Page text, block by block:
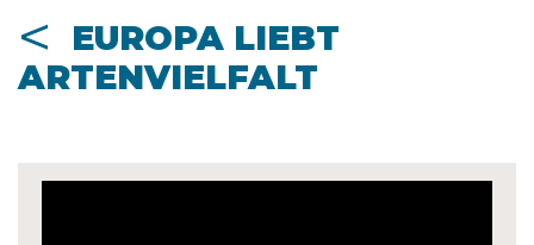
<
EUROPA LIEBT
ARTENVIELFALT